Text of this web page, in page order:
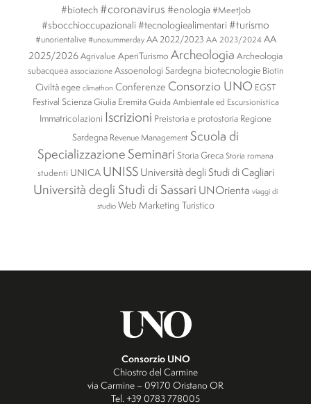
#biotech #coronavirus #enologia #MeetJob
#sbocchioccupazionali #tecnologiealimentari #turismo
#unorientalive #unosummerday AA 2022/2023 AA 2023/2024 AA
2025/2026Agrivalue AperiTurismo Archeologia Archeologia
subacquea associazione Assoenologi Sardegna biotecnologie Biotin
Civiltà egee climathon Conferenze Consorzio UNO EGST
Festival ScienzaGiulia Eremita Guida Ambientale ed Escursionistica
Immatricolazioni Iscrizioni Preistoria e protostoria Regione
Sardegna Revenue ManagementScuola di
SpecializzazioneSeminari Storia GrecaStoria romana
studenti UNICA UNISS Università degli Studi di Cagliari
Università degli Studi di Sassari UNOrienta viaggi di
studio Web Marketing Turistico
Consorzio UNO
Chiostro del Carmine
via Carmine – 09170 Oristano OR
Tel. +39 0783 778005